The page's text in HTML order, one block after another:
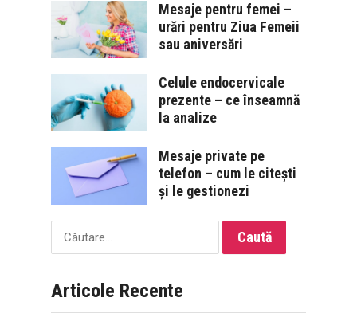
Mesaje pentru femei –
urări pentru Ziua Femeii
sau aniversări
Celule endocervicale
prezente – ce înseamnă
la analize
Mesaje private pe
telefon – cum le citești
și le gestionezi
Caută
după:
Articole Recente